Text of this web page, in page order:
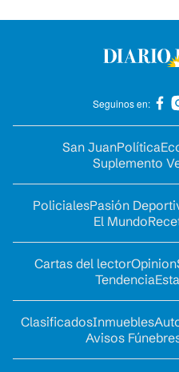
Seguinos en:
San JuanPolítica
Suplemento
PolicialesPasión
El Mundo
Cartas del lectorOpinion
Tendencia
ClasificadosInmuebles
Avisos